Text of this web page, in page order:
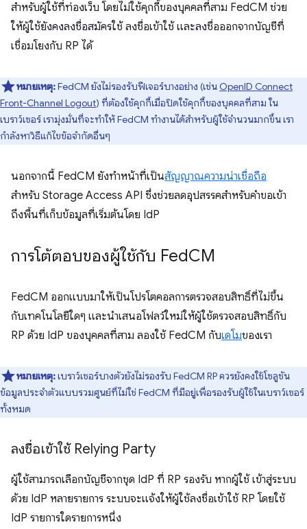
สำหรับผู้ใช้ที่ท่องเว็บ โดยไม่ใช้คุกกี้ของบุคคลที่สาม FedCM ช่วย
ให้ผู้ใช้ยังคงลงชื่อสมัครใช้ ลงชื่อเข้าใช้ และลงชื่อออกจากบัญชีที่
เชื่อมโยงกับ RP ได้
หมายเหตุ:FedCM ยังไม่รองรับฟีเจอร์บางอย่าง (เช่น OpenID Connect
Front-Channel Logout) ที่ต้องใช้คุกกี้เมื่อปิดใช้คุกกี้ของบุคคลที่สาม ใน
เบราว์เซอร์ เรามุ่งมั่นที่จะทำให้ FedCM ทำงานได้สำหรับผู้ใช้จำนวนมากขึ้น เรา
กำลังหาวิธีแก้ไขข้อจำกัดอื่นๆ
นอกจากนี้ FedCM ยังทำหน้าที่เป็นสัญญาณความน่าเชื่อถือ
สำหรับ Storage Access API ซึ่งช่วยลดอุปสรรคสำหรับคำขอเข้า
ถึงพื้นที่เก็บข้อมูลที่เริ่มต้นโดย IdP
การโต้ตอบของผู้ใช้กับ FedCM
FedCM ออกแบบมาให้เป็นโปรโตคอลการตรวจสอบสิทธิ์ที่ไม่ขึ้น
กับเทคโนโลยีใดๆ และนำเสนอโฟลว์ใหม่ให้ผู้ใช้ตรวจสอบสิทธิ์กับ
RP ด้วย IdP ของบุคคลที่สาม ลองใช้ FedCM กับเดโมของเรา
หมายเหตุ:เบราว์เซอร์บางตัวยังไม่รองรับ FedCM RP ควรยังคงใช้โซลูชัน
ข้อมูลประจำตัวแบบรวมศูนย์ที่ไม่ใช่ FedCM ที่มีอยู่เพื่อรองรับผู้ใช้ในเบราว์เซอร์
ทั้งหมด
ลงชื่อเข้าใช้ Relying Party
ผู้ใช้สามารถเลือกบัญชีจากชุด IdP ที่ RP รองรับ หากผู้ใช้ เข้าสู่ระบบ
ด้วย IdP หลายรายการ ระบบจะแจ้งให้ผู้ใช้ลงชื่อเข้าใช้ RP โดยใช้
IdP รายการใดรายการหนึ่ง